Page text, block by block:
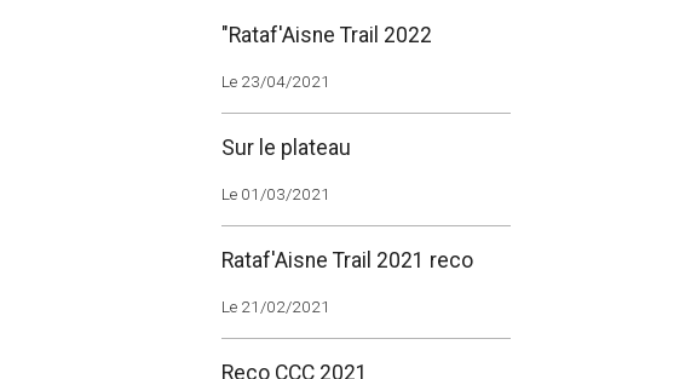
"Rataf'Aisne Trail 2022
Le 23/04/2021
Sur le plateau
Le 01/03/2021
Rataf'Aisne Trail 2021 reco
Le 21/02/2021
Reco CCC 2021